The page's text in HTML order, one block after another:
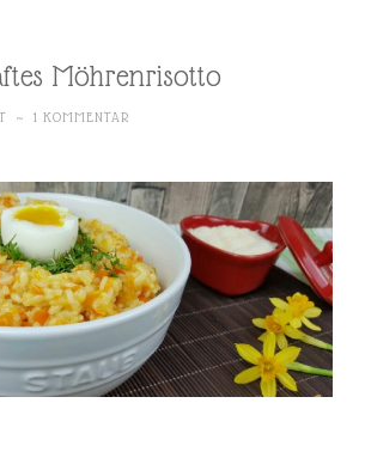
Möhrenrisotto
~ 1 KOMMENTAR